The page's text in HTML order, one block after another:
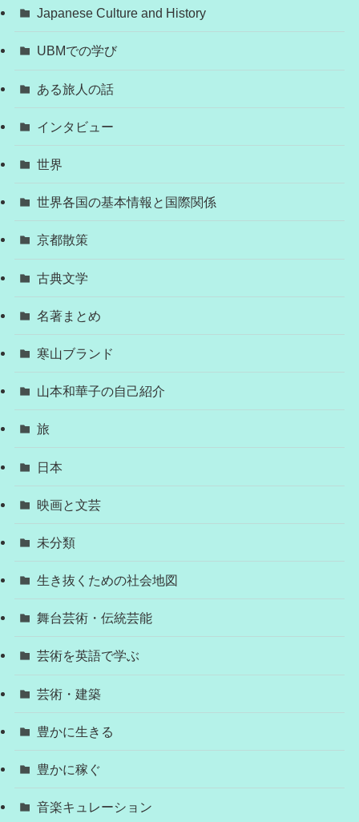
Japanese Culture and History
UBMでの学び
ある旅人の話
インタビュー
世界
世界各国の基本情報と国際関係
京都散策
古典文学
名著まとめ
寒山ブランド
山本和華子の自己紹介
旅
日本
映画と文芸
未分類
生き抜くための社会地図
舞台芸術・伝統芸能
芸術を英語で学ぶ
芸術・建築
豊かに生きる
豊かに稼ぐ
音楽キュレーション